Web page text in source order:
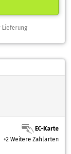
Lieferung
EC-Karte
+2 Weitere Zahlarten